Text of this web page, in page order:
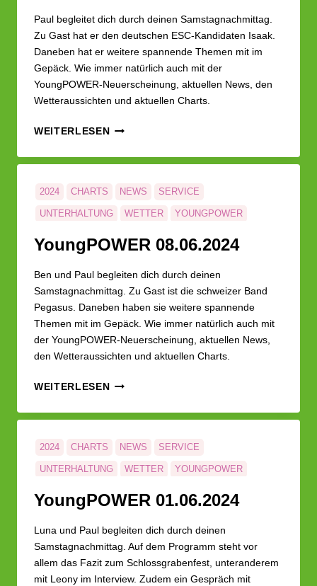
Paul begleitet dich durch deinen Samstagnachmittag.
Zu Gast hat er den deutschen ESC-Kandidaten Isaak.
Daneben hat er weitere spannende Themen mit im
Gepäck. Wie immer natürlich auch mit der
YoungPOWER-Neuerscheinung, aktuellen News, den
Wetteraussichten und aktuellen Charts.
WEITERLESENYOUNG­
15.06.2024
2024 CHARTS NEWS SERVICE
UNTERHALTUNG WETTER YOUNGPOWER
Young­POWER 08.06.2024
Ben und Paul begleiten dich durch deinen
Samstagnachmittag. Zu Gast ist die schweizer Band
Pegasus. Daneben haben sie weitere spannende
Themen mit im Gepäck. Wie immer natürlich auch mit
der YoungPOWER-Neuerscheinung, aktuellen News,
den Wetteraussichten und aktuellen Charts.
WEITERLESENYOUNG­
08.06.2024
2024 CHARTS NEWS SERVICE
UNTERHALTUNG WETTER YOUNGPOWER
Young­POWER 01.06.2024
Luna und Paul begleiten dich durch deinen
Samstagnachmittag. Auf dem Programm steht vor
allem das Fazit zum Schlossgrabenfest, unteranderem
mit Leony im Interview. Zudem ein Gespräch mit